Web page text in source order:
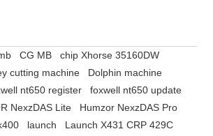
CG MB
chip Xhorse 35160DW
cutting machine
Dolphin machine
nt650 register
foxwell nt650 update
NexzDAS Lite
Humzor NexzDAS Pro
launch
Launch X431 CRP 429C